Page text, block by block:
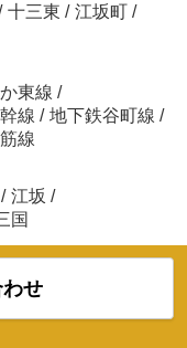
十三東 / 江坂町 /
東線 /
線 / 地下鉄谷町線 /
線
/ 江坂 /
国
せ